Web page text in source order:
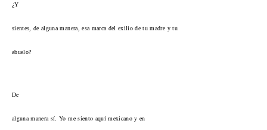
¿Y
sientes, de alguna manera, esa marca del exilio de tu madre y tu
abuelo?
De
alguna manera sí. Yo me siento aquí mexicano y en